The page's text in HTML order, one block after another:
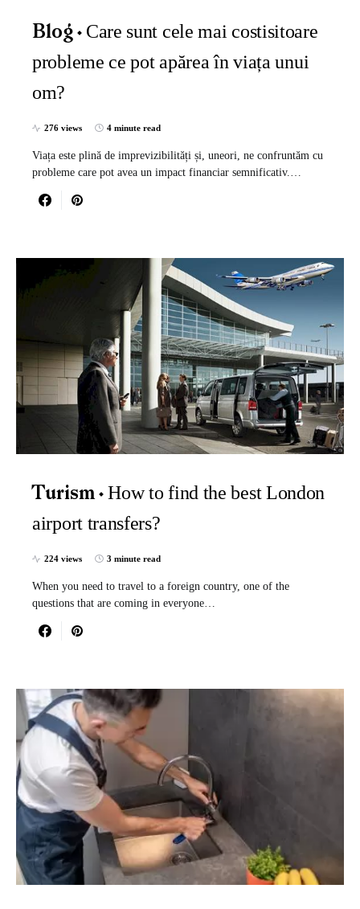
Blog
Care sunt cele mai costisitoare
probleme ce pot apărea în viața unui
om?
276 views 4 minute read
Viața este plină de imprevizibilități și, uneori, ne confruntăm cu
probleme care pot avea un impact financiar semnificativ.…
Turism
How to find the best London
airport transfers?
224 views 3 minute read
When you need to travel to a foreign country, one of the
questions that are coming in everyone…